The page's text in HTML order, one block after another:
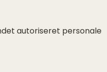
autoriseret personale